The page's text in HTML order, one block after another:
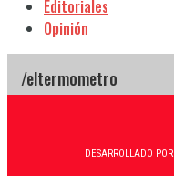
Editoriales
Opinión
DESARROLLADO POR